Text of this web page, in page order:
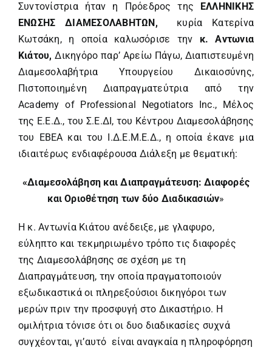
Συντονίστρια ήταν η Πρόεδρος της ΕΛΛΗΝΙΚΗΣ
ΕΝΩΣΗΣ ΔΙΑΜΕΣΟΛΑΒΗΤΩΝ, κυρία Κατερίνα
Κωτσάκη, η οποία καλωσόρισε την κ.
Αντωνια
Κιάτου,Δικηγόρο παρ’ Αρείω Πάγω, Διαπιστευμένη
Διαμεσολαβήτρια Υπουργείου Δικαιοσύνης,
Πιστοποιημένη Διαπραγματεύτρια από την
Academy of Professional Negotiators Inc., Μέλος
της Ε.Ε.Δ., του Σ.Ε.ΔΙ, του Κέντρου Διαμεσολάβησης
του ΕΒΕΑ και του Ι.Δ.Ε.Μ.Ε.Δ., η οποία έκανε μια
ιδιαιτέρως ενδιαφέρουσα Διάλεξη με θεματική:
«Διαμεσολάβηση και Διαπραγμάτευση: Διαφορές
και Οριοθέτηση των δύο Διαδικασιών»
H κ. Αντωνία Κιάτου ανέδειξε, με γλαφυρο,
εύληπτο και τεκμηριωμένο τρόπο τις διαφορές
της Διαμεσολάβησης σε σχέση με τη
Διαπραγμάτευση, την οποία πραγματοποιούν
εξωδικαστικά οι πληρεξούσιοι δικηγόροι των
μερών πριν την προσφυγή στο Δικαστήριο. Η
ομιλήτρια τόνισε ότι οι δυο διαδικασίες συχνά
συγχέονται, γι’αυτό είναι αναγκαία η πληροφόρηση